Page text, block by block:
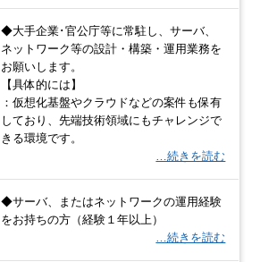
◆大手企業･官公庁等に常駐し、サーバ、
ネットワーク等の設計・構築・運用業務を
お願いします。
【具体的には】
：仮想化基盤やクラウドなどの案件も保有
しており、先端技術領域にもチャレンジで
きる環境です。
…続きを読む
◆サーバ、またはネットワークの運用経験
をお持ちの方（経験１年以上）
…続きを読む